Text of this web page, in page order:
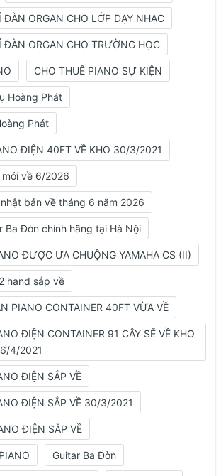
ĐÀN ORGAN CHO LỚP DẠY NHẠC
ĐÀN ORGAN CHO TRƯỜNG HỌC
CHO THUÊ PIANO SỰ KIỆN
Hoàng Phát
Phát
ĐIỆN 40FT VỀ KHO 30/3/2021
mới về 6/2026
bản về tháng 6 năm 2026
Ba Đờn chính hãng tại Hà Nội
ĐƯỢC ƯA CHUỘNG YAMAHA CS (II)
hand sắp về
PIANO CONTAINER 40FT VỪA VỀ
ĐIỆN CONTAINER 91 CÂY SẼ VỀ KHO
4/2021
ĐIỆN SẮP VỀ
ĐIỆN SẮP VỀ 30/3/2021
ĐIỆN SẮP VỀ
Guitar Ba Đờn